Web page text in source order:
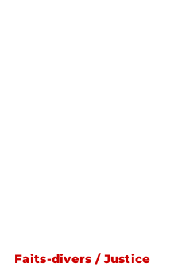
Faits-divers / Justice